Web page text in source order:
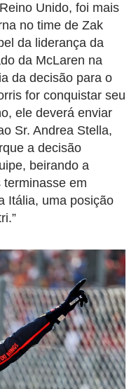
Unido, foi mais
no time de Zak
da liderança da
da McLaren na
da decisão para o
for conquistar seu
ele deverá enviar
Sr. Andrea Stella,
a decisão
beirando a
em
Itália, uma posição